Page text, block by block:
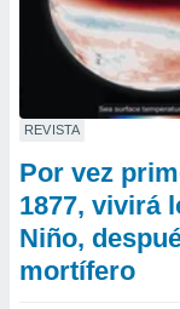
REVISTA
Por vez
1877, vivirá
Niño,
mortífero